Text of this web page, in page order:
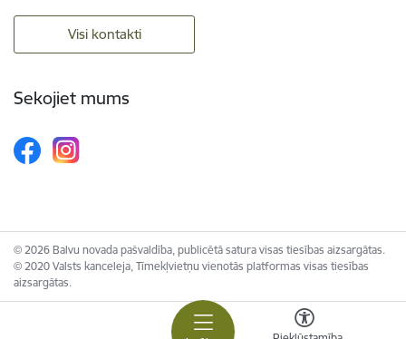
Visi kontakti
Sekojiet mums
© 2026 Balvu novada pašvaldība, publicētā satura visas tiesības aizsargātas.
© 2020 Valsts kanceleja, Tīmekļvietņu vienotās platformas visas tiesības
aizsargātas.